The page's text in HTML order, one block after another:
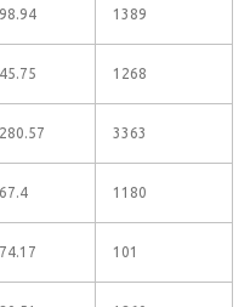
1389
1268
3363
1180
101